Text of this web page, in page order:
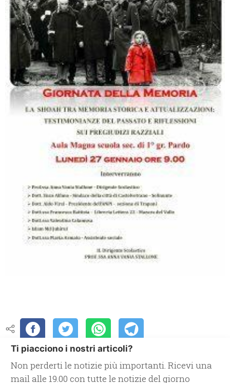
Ti piacciono i nostri articoli?
Non perderti le notizie più importanti. Ricevi una
mail alle 19.00 con tutte le notizie del giorno